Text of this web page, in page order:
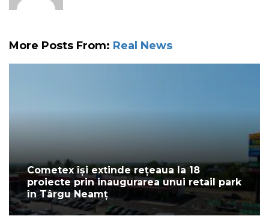
More Posts From: Real News
Cometex își extinde rețeaua la 18
proiecte prin inaugurarea unui retail park
în Târgu Neamț